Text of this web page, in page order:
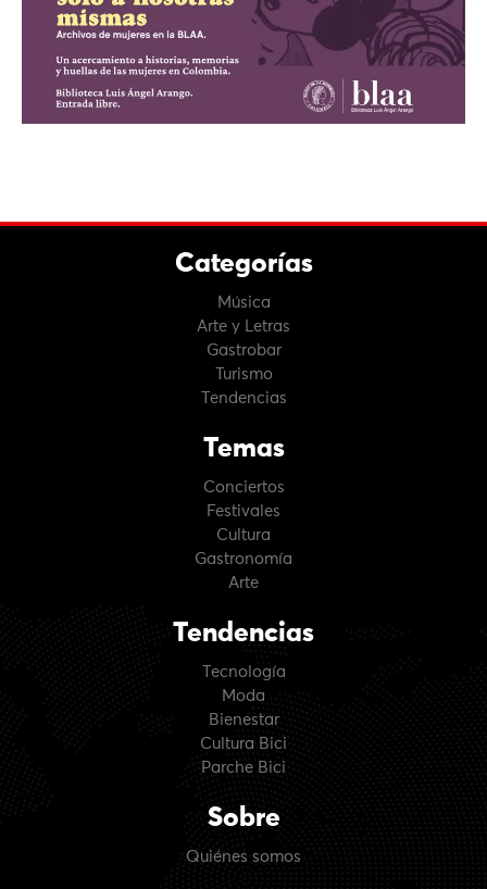
Categorías
Música
Arte y Letras
Gastrobar
Turismo
Tendencias
Temas
Conciertos
Festivales
Cultura
Gastronomía
Arte
Tendencias
Tecnología
Moda
Bienestar
Cultura Bici
Parche Bici
Sobre
Quiénes somos